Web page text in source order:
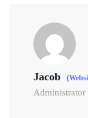
Jacob
Administrator